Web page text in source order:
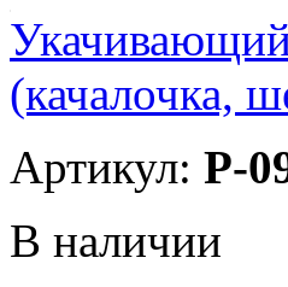
(качалочка,
Артикул: P-
В наличии